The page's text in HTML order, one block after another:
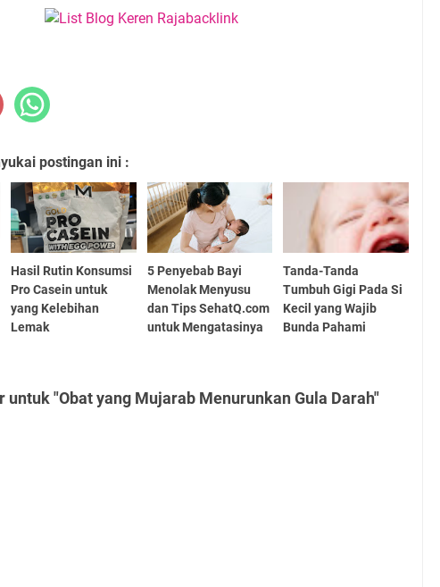
postingan ini :
Hasil Rutin Konsumsi
Pro Casein untuk
yang Kelebihan
Lemak
5 Penyebab Bayi
Menolak Menyusu
dan Tips SehatQ.com
untuk Mengatasinya
Tanda-Tanda
Tumbuh Gigi Pada Si
Kecil yang Wajib
Bunda Pahami
untuk "Obat yang Mujarab Menurunkan Gula Darah"